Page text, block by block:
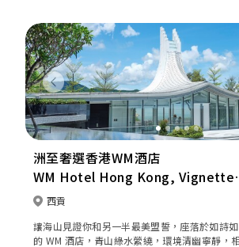
Previous
洲至奢選香港WM酒店
WM Hotel Hong Kong, Vignette
Collection
西貢
讓海山見證你和另一半最美盟誓，座落於如詩
的 WM 酒店，青山綠水縈繞，環境清幽寧靜，